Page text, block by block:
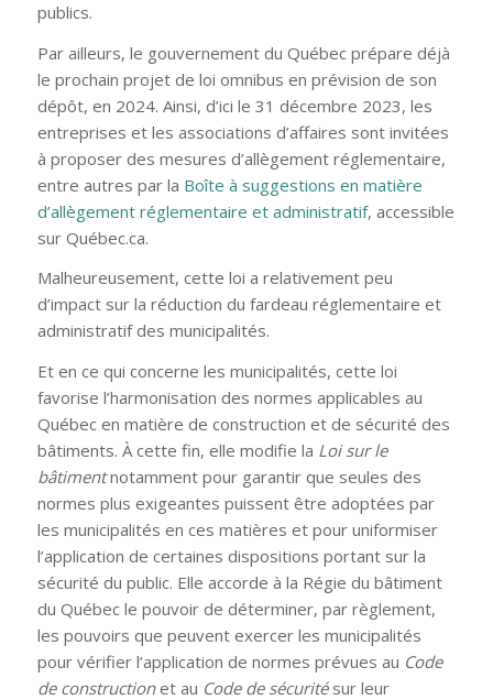
publics.
Par ailleurs, le gouvernement du Québec prépare déjà
le prochain projet de loi omnibus en prévision de son
dépôt, en 2024. Ainsi, d’ici le 31 décembre 2023, les
entreprises et les associations d’affaires sont invitées
à proposer des mesures d’allègement réglementaire,
entre autres par la Boîte à suggestions en matière
d’allègement réglementaire et administratif, accessible
sur Québec.ca.
Malheureusement, cette loi a relativement peu
d’impact sur la réduction du fardeau réglementaire et
administratif des municipalités.
Et en ce qui concerne les municipalités, cette loi
favorise l’harmonisation des normes applicables au
Québec en matière de construction et de sécurité des
bâtiments. À cette fin, elle modifie la Loi sur le
bâtimentnotamment pour garantir que seules des
normes plus exigeantes puissent être adoptées par
les municipalités en ces matières et pour uniformiser
l’application de certaines dispositions portant sur la
sécurité du public. Elle accorde à la Régie du bâtiment
du Québec le pouvoir de déterminer, par règlement,
les pouvoirs que peuvent exercer les municipalités
pour vérifier l’application de normes prévues au Code
de constructionet au Code de sécuritésur leur